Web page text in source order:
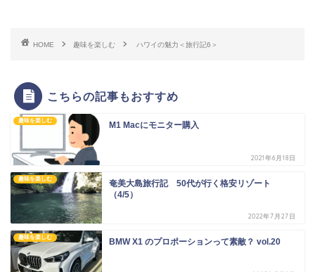
HOME 趣味を楽しむ ハワイの魅力＜旅行記6＞
こちらの記事もおすすめ
趣味を楽しむ M1 Macにモニター購入
2021年6月18日
趣味を楽しむ
奄美大島旅行記 50代が行く格安リゾート
（4/5）
2022年7月27日
趣味を楽しむ BMW X1 のプロポーションって素敵？ vol.20